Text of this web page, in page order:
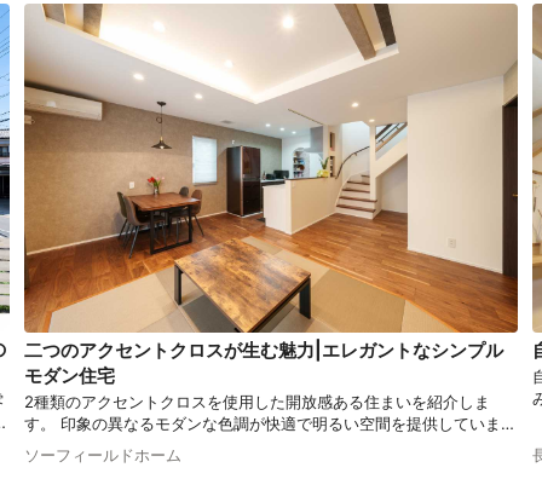
二つのアクセントクロスが生む魅力|エレガントなシンプル
モダン住宅
2種類のアクセントクロスを使用した開放感ある住まいを紹介しま
す。 印象の異なるモダンな色調が快適で明るい空間を提供していま
す。生活動線も意識したアイデアを取り入れたこだわりの住まいを御
覧ください。
ソーフィールドホーム